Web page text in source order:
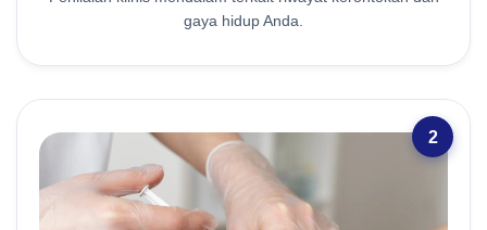
gaya hidup Anda.
2